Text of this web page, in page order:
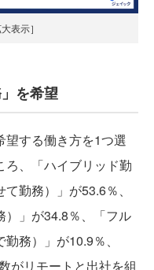
表示］
を希望
する働き方を1つ選
、「ハイブリッド勤
勤務）」が53.6％、
）」が34.8％、「フル
務）」が10.9％、
がリモートと出社を組